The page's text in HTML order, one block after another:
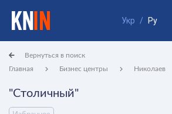
Укр / Ру
Главная Бизнес центры Николаев
Вернуться в поиск
"Столичный"